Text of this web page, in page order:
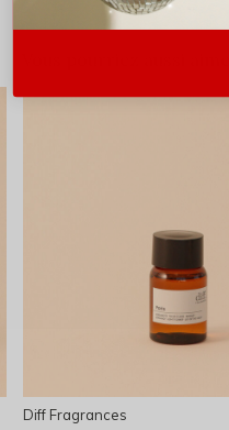
Diff Fragrances